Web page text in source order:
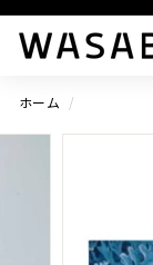
W
S
A
ホーム /